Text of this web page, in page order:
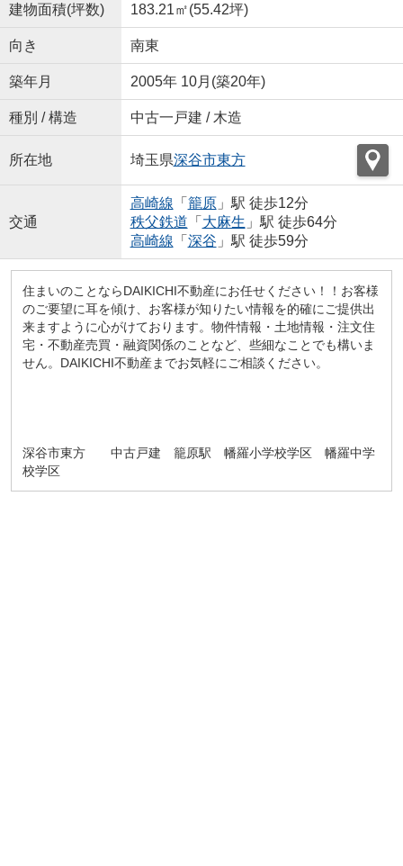
建物面積(坪数) 183.21㎡(55.42坪)
向き 南東
築年月 2005年 10月(築20年)
種別 / 構造 中古一戸建 / 木造
所在地 埼玉県深谷市東方
交通
高崎線 「 籠原」駅 徒歩12分
秩父鉄道 「 大麻生 」駅 徒歩64分
高崎線 「 深谷 」駅 徒歩59分
住まいのことならDAIKICHI不動産にお任せください！！お客様
のご要望に耳を傾け、お客様が知りたい情報を的確にご提供出
来ますように心がけております。物件情報・土地情報・注文住
宅・不動産売買・融資関係のことなど、些細なことでも構いま
せん。DAIKICHI不動産までお気軽にご相談ください。
深谷市東方 中古戸建 籠原駅 幡羅小学校学区 幡羅中学
校学区